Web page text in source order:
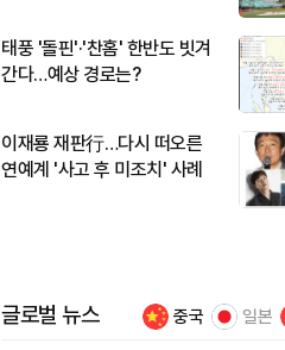
태풍 '돌핀'·'찬홈' 한반도 빗겨
간다…예상 경로는?
이재룡 재판行…다시 떠오른
연예계 '사고 후 미조치' 사례
글로벌 뉴스 중국 일본